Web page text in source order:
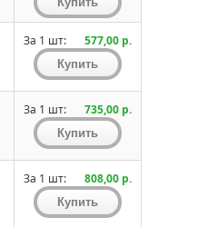
За 1 шт: 577,00 р.
За 1 шт: 735,00 р.
За 1 шт: 808,00 р.